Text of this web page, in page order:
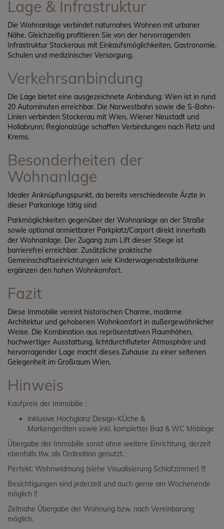
Lage & Infrastruktur
Die Wohnanlage verbindet naturnahes Wohnen mit urbaner
Nähe. Gleichzeitig profitieren Sie von der hervorragenden
Infrastruktur Stockeraus mit Einkaufsmöglichkeiten, Gastronomie,
Schulen und medizinischer Versorgung.
Verkehrsanbindung
Die Lage bietet eine ausgezeichnete Anbindung: Wien ist in rund
20 Autominuten erreichbar. Die Norwestbahn sowie die S-Bahn-
Linien verbinden Stockerau mit Wien, Wiener Neustadt und
Hollabrunn; Regionalzüge schaffen Verbindungen nach Retz und
Krems.
Besonderheiten der
Wohnanlage
Idealer Anknüpfungspunkt, da bereits verschiedenste Ärzte in
dieser Parkanlage tätig sind
Parkmöglichkeiten gegenüber der Wohnanlage an der Straße
sowie optional anmietbarer Parkplatz/Carport direkt innerhalb
der Wohnanlage. Der Zugang zum Lift dieser Stiege ist
barrierefrei erreichbar. Zusätzliche praktische
Gemeinschaftseinrichtungen wie Kinderwagenabstellräume
ergänzen den hohen Wohnkomfort.
Fazit
Diese Immobilie vereint historischen Charme, moderne
Architektur und gehobenen Wohnkomfort in außergewöhnlicher
Weise. Die Kombination aus repräsentativen Raumhöhen,
hochwertiger Ausstattung, lichtdurchfluteter Atmosphäre und
hervorragender Lage macht dieses Zuhause zu einer seltenen
Gelegenheit im Großraum Wien.
Hinweis
Kaufpreis der Immobilie :
inklusive Hochglanz Design-KÜche &
Markengeräten sowie inkl. kompletter Bad & WC Möblage
Übergabe der Immobilie sonst ohne weitere Einrichtung, derzeit
ebenfalls tlw. als Ordination genutzt.
Perfekt: Wohnwidmung (siehe Visualisierung Schlafzimmer) !!!
Besichtigungen sind jederzeit und auch gerne am Wochenende
möglich !!
Zeitnahe Übergabe der Wohnung bzw. nach Vereinbarung
möglich.